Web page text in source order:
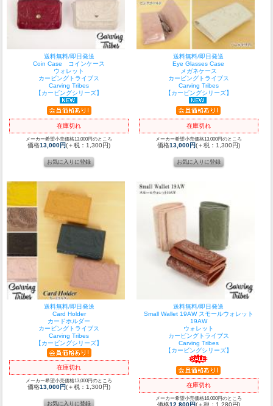
送料無料/即日発送
Coin Case コインケース
ウォレット
カービングトライブス
Carving Tribes
【カービングシリーズ】
在庫切れ
メーカー希望小売価格13,000円のところ
価格13,000円(＋税：1,300円)
送料無料/即日発送
Eye Glasses Case
メガネケース
カービングトライブス
Carving Tribes
【カービングシリーズ】
在庫切れ
メーカー希望小売価格13,000円のところ
価格13,000円(＋税：1,300円)
送料無料/即日発送
Card Holder
カードホルダー
カービングトライブス
Carving Tribes
【カービングシリーズ】
在庫切れ
メーカー希望小売価格13,000円のところ
価格13,000円(＋税：1,300円)
送料無料/即日発送
Small Wallet 19AW スモールウォレット
19AW
ウォレット
カービングトライブス
Carving Tribes
【カービングシリーズ】
在庫切れ
メーカー希望小売価格16,000円のところ